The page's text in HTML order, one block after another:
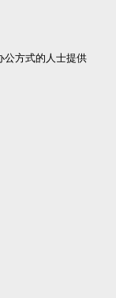
公方式的人士提供